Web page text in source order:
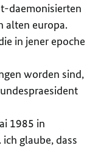
daemonisierten
alten europa.
in jener epoche
worden sind,
1985 in
glaube, dass